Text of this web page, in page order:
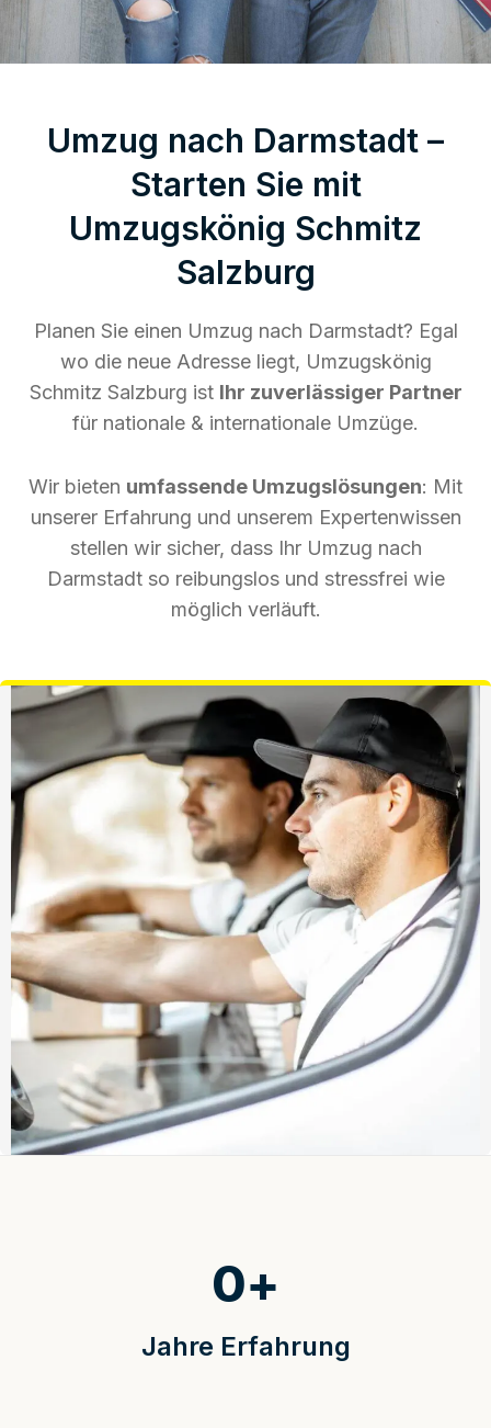
Umzug nach Darmstadt –
Starten Sie mit
Umzugskönig Schmitz
Salzburg
Planen Sie einen Umzug nach Darmstadt? Egal
wo die neue Adresse liegt, Umzugskönig
Schmitz Salzburg ist Ihr zuverlässiger Partner
für nationale & internationale Umzüge.
Wir bieten umfassende Umzugslösungen: Mit
unserer Erfahrung und unserem Expertenwissen
stellen wir sicher, dass Ihr Umzug nach
Darmstadt so reibungslos und stressfrei wie
möglich verläuft.
Jahre Erfahrung
0+